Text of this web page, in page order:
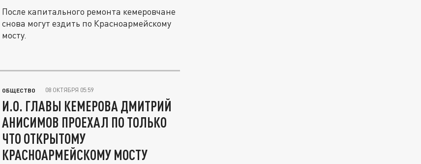
После капитального ремонта кемеровчане
снова могут ездить по Красноармейскому
мосту.
ОБЩЕСТВО 08 ОКТЯБРЯ 05:59
И.О. ГЛАВЫ КЕМЕРОВА ДМИТРИЙ
АНИСИМОВ ПРОЕХАЛ ПО ТОЛЬКО
ЧТО ОТКРЫТОМУ
КРАСНОАРМЕЙСКОМУ МОСТУ